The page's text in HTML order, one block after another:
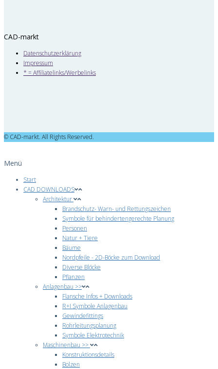
CAD-markt
Datenschutzerklärung
Impressum
* = Affiliatelinks/Werbelinks
© CAD-markt. All Rights Reserved.
Menü
Start
CAD DOWNLOADS
Architektur
Brandschutz- Warn- und Rettungszeichen
Symbole für behindertengerechte Planung
Personen
Natur + Tiere
Bäume
Nordpfeile - 2D-Böcke zum Download
Diverse Blöcke
Pflanzen
Anlagenbau >>
Flansche Infos + Downloads
R+I Symbole Anlagenbau
Gewindefittings
Rohrleitungsplanung
Symbole Elektrotechnik
Maschinenbau >>
Konstruktionsdetails
Bolzen